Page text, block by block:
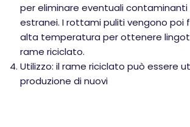
per eliminare eventuali
estranei. I rottami puliti vengono poi
alta temperatura per ottenere
rame riciclato.
Utilizzo: il rame riciclato può essere
produzione di nuovi